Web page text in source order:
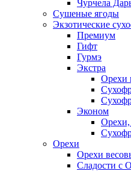
Чурчела
Сушеные ягоды
Экзотические
Премиум
Гифт
Гурмэ
Экстра
Орехи
Эконом
Орехи,
Орехи
Орехи
Сладости с